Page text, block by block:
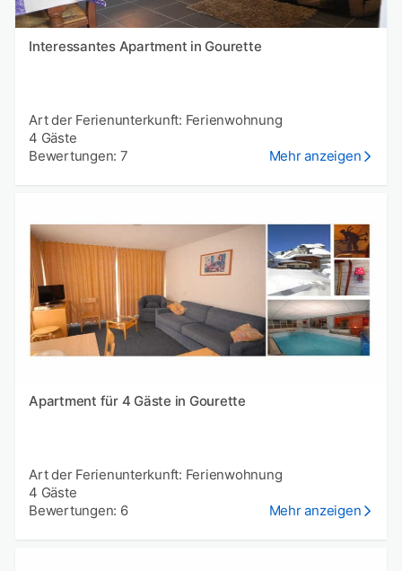
Interessantes Apartment in Gourette
Art der Ferienunterkunft: Ferienwohnung
4 Gäste
Bewertungen: 7
Mehr anzeigen
Apartment für 4 Gäste in Gourette
Art der Ferienunterkunft: Ferienwohnung
4 Gäste
Bewertungen: 6
Mehr anzeigen